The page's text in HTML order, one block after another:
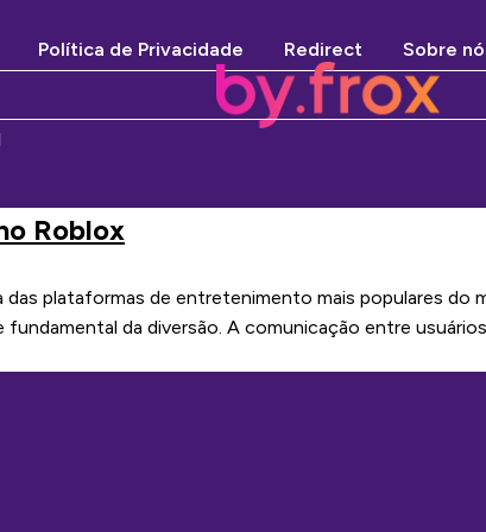
Política de Privacidade Redirect
Sobre
Roblox
plataformas de entretenimento mais populares
da diversão. A comunicação entre